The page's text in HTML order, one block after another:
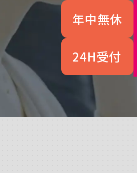
年中無休
24H受付